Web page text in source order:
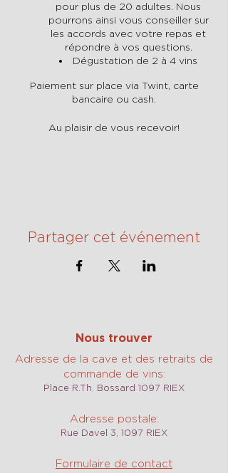
pour plus de 20 adultes. Nous
pourrons ainsi vous conseiller sur
les accords avec votre repas et
répondre à vos questions.
Dégustation de 2 à 4 vins
Paiement sur place via Twint, carte
bancaire ou cash.
Au plaisir de vous recevoir!
Partager cet événement
Nous trouver
Adresse de la cave et des retraits de
commande de vins:
Place R.Th. Bossard 1097 RIEX
Adresse postale:
Rue Davel 3, 1097 RIEX
Formulaire de contact